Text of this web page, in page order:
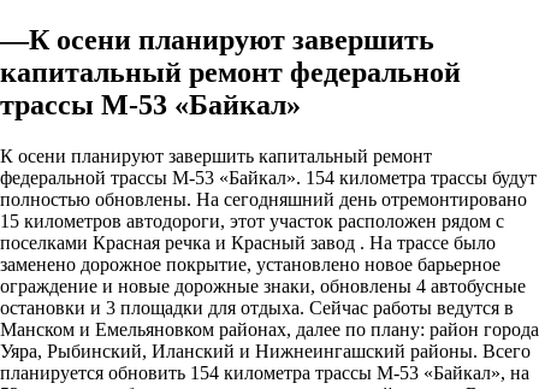
—К осени планируют завершить
капитальный ремонт федеральной
трассы М-53 «Байкал»
К осени планируют завершить капитальный ремонт
федеральной трассы М-53 «Байкал». 154 километра трассы будут
полностью обновлены. На сегодняшний день отремонтировано
15 километров автодороги, этот участок расположен рядом с
поселками Красная речка и Красный завод . На трассе было
заменено дорожное покрытие, установлено новое барьерное
ограждение и новые дорожные знаки, обновлены 4 автобусные
остановки и 3 площадки для отдыха. Сейчас работы ведутся в
Манском и Емельяновком районах, далее по плану: район города
Уяра, Рыбинский, Иланский и Нижнеингашский районы. Всего
планируется обновить 154 километра трассы М-53 «Байкал», на